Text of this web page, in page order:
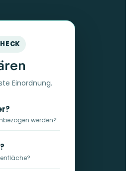
Einordnung.
werden?